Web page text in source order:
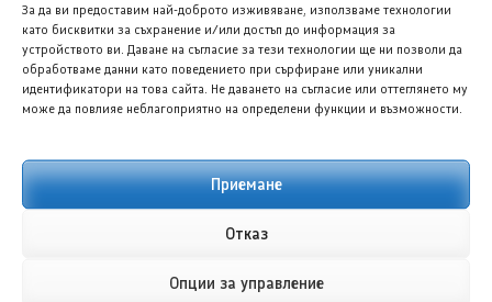
За да ви предоставим най-доброто изживяване, използваме технологии
като бисквитки за съхранение и/или достъп до информация за
устройството ви. Даване на съгласие за тези технологии ще ни позволи да
обработваме данни като поведението при сърфиране или уникални
идентификатори на това сайта. Не даването на съгласие или оттеглянето му
може да повлияе неблагоприятно на определени функции и възможности.
Приемане
Отказ
Опции за управление